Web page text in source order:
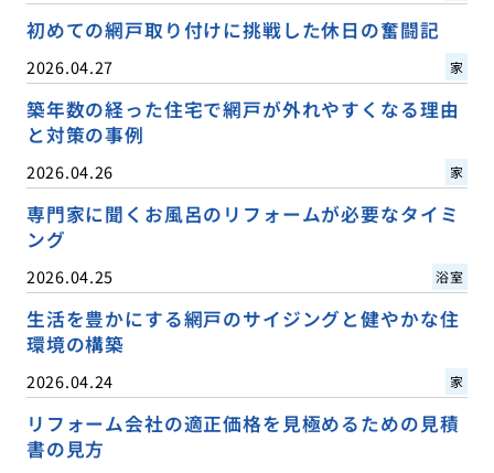
初めての網戸取り付けに挑戦した休日の奮闘記
2026.04.27 家
築年数の経った住宅で網戸が外れやすくなる理由
と対策の事例
2026.04.26 家
専門家に聞くお風呂のリフォームが必要なタイミ
ング
2026.04.25 浴室
生活を豊かにする網戸のサイジングと健やかな住
環境の構築
2026.04.24 家
リフォーム会社の適正価格を見極めるための見積
書の見方